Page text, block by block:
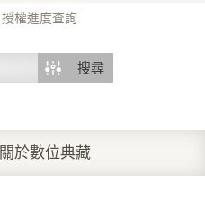
授權進度查詢
搜尋
關於數位典藏